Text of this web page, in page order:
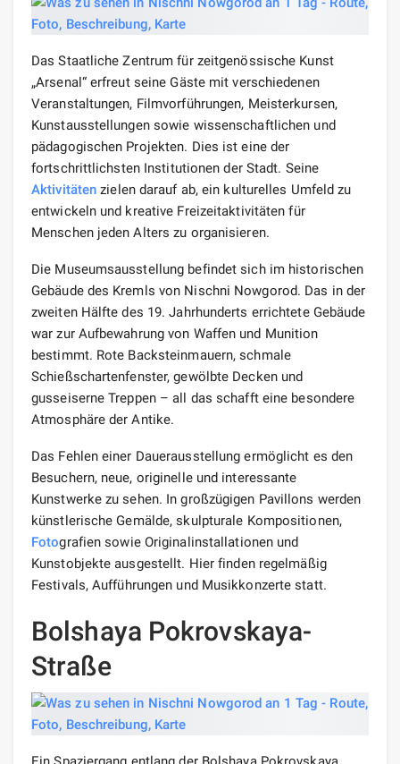
Das Staatliche Zentrum für zeitgenössische Kunst
„Arsenal“ erfreut seine Gäste mit verschiedenen
Veranstaltungen, Filmvorführungen, Meisterkursen,
Kunstausstellungen sowie wissenschaftlichen und
pädagogischen Projekten. Dies ist eine der
fortschrittlichsten Institutionen der Stadt. Seine
Aktivitäten zielen darauf ab, ein kulturelles Umfeld zu
entwickeln und kreative Freizeitaktivitäten für
Menschen jeden Alters zu organisieren.
Die Museumsausstellung befindet sich im historischen
Gebäude des Kremls von Nischni Nowgorod. Das in der
zweiten Hälfte des 19. Jahrhunderts errichtete Gebäude
war zur Aufbewahrung von Waffen und Munition
bestimmt. Rote Backsteinmauern, schmale
Schießschartenfenster, gewölbte Decken und
gusseiserne Treppen – all das schafft eine besondere
Atmosphäre der Antike.
Das Fehlen einer Dauerausstellung ermöglicht es den
Besuchern, neue, originelle und interessante
Kunstwerke zu sehen. In großzügigen Pavillons werden
künstlerische Gemälde, skulpturale Kompositionen,
Fotografien sowie Originalinstallationen und
Kunstobjekte ausgestellt. Hier finden regelmäßig
Festivals, Aufführungen und Musikkonzerte statt.
Bolshaya Pokrovskaya-
Straße